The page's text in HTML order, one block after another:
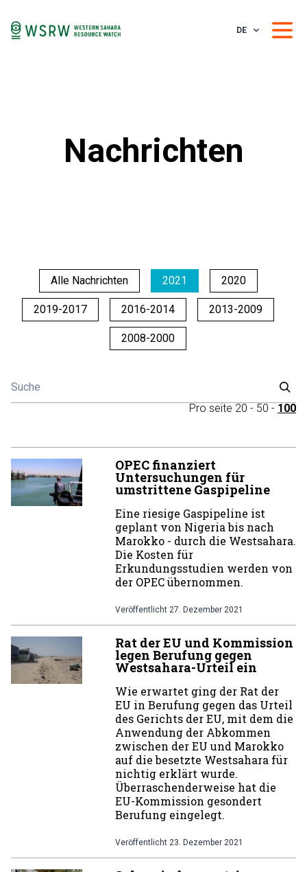
DE
Nachrichten
Alle Nachrichten 2021 2020
2019-2017 2016-2014 2013-2009
2008-2000
Pro seite 20 - 50 - 100
OPEC finanziert
Untersuchungen für
umstrittene Gaspipeline
Eine riesige Gaspipeline ist
geplant von Nigeria bis nach
Marokko - durch die Westsahara.
Die Kosten für
Erkundungsstudien werden von
der OPEC übernommen.
Veröffentlicht 27. Dezember 2021
Rat der EU und Kommission
legen Berufung gegen
Westsahara-Urteil ein
Wie erwartet ging der Rat der
EU in Berufung gegen das Urteil
des Gerichts der EU, mit dem die
Anwendung der Abkommen
zwischen der EU und Marokko
auf die besetzte Westsahara für
nichtig erklärt wurde.
Überraschenderweise hat die
EU-Kommission gesondert
Berufung eingelegt.
Veröffentlicht 23. Dezember 2021